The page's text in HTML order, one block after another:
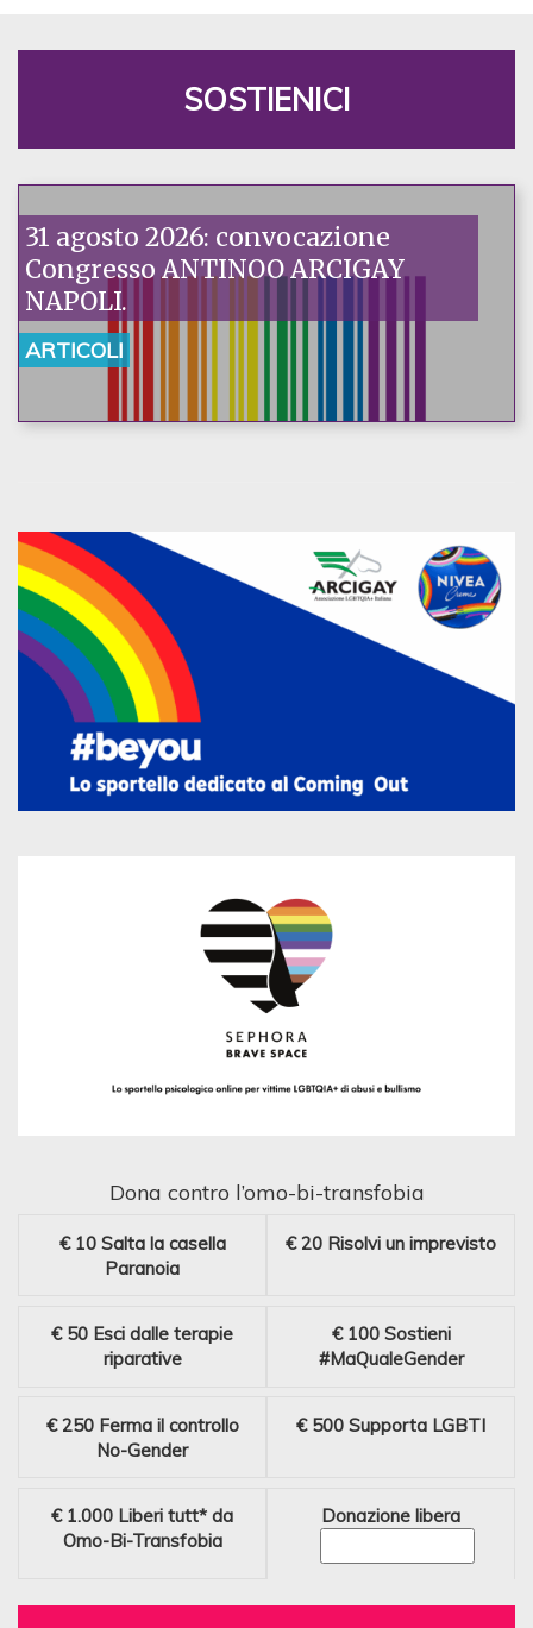
SOSTIENICI
31 agosto 2026: convocazione
Congresso ANTINOO ARCIGAY
NAPOLI.
ARTICOLI
Dona contro l’omo-bi-transfobia
€ 10 Salta la casella
Paranoia
€ 20 Risolvi un imprevisto
€ 50 Esci dalle terapie
riparative
€ 100 Sostieni
#MaQualeGender
€ 250 Ferma il controllo
No-Gender
€ 500 Supporta LGBTI
€ 1.000 Liberi tutt* da
Omo-Bi-Transfobia
Donazione libera